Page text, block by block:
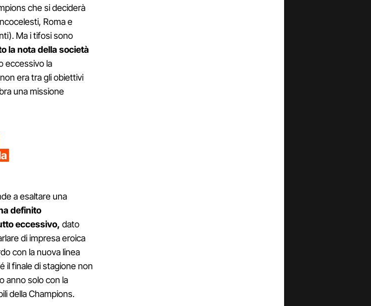
che si deciderà
Roma e
Ma i tifosi sono
la nota della società
eccessivo la
era tra gli obiettivi
una missione
a esaltare una
definito
eccessivo, dato
di impresa eroica
con la nuova linea
il finale di stagione non
anno solo con la
della Champions.